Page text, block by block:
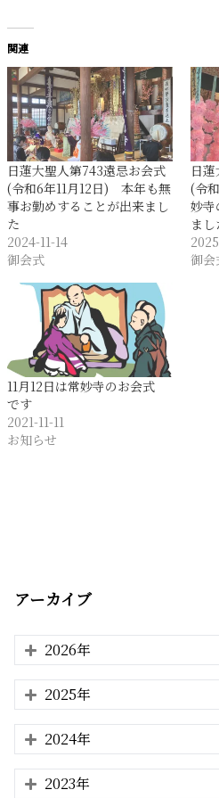
関連
日蓮大聖人第743遠忌お会式
(令和6年11月12日) 本年も無
事お勤めすることが出来まし
た
2024-11-14
御会式
日
(令
妙寺
まし
御会
11月12日は常妙寺のお会式
です
2021-11-11
お知らせ
アーカイブ
2026年
2025年
2024年
2023年